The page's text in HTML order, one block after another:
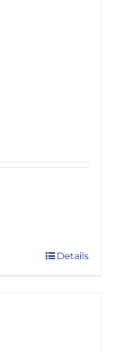
Details